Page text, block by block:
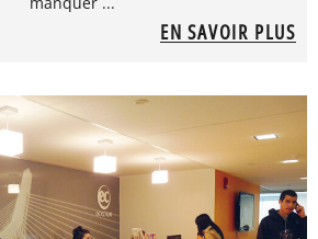
EN SAVOIR PLUS